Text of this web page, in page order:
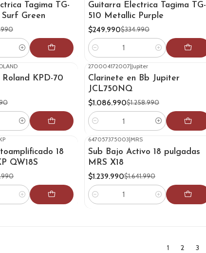
Tagima TG-
Green
Guitarra Electrica Tagima TG-
510 Metallic Purple
$249.990$334.990
Cantidad
Roland KPD-70
-14% OFF
270004172007|Jupiter
Clarinete en Bb Jupiter
JCL750NQ
$1.086.990$1.258.990
Cantidad
18
QW18S
647057375003|MRS
Sub Bajo Activo 18 pulgadas
MRS X18
$1.239.990$1.641.990
Cantidad
1 2 3